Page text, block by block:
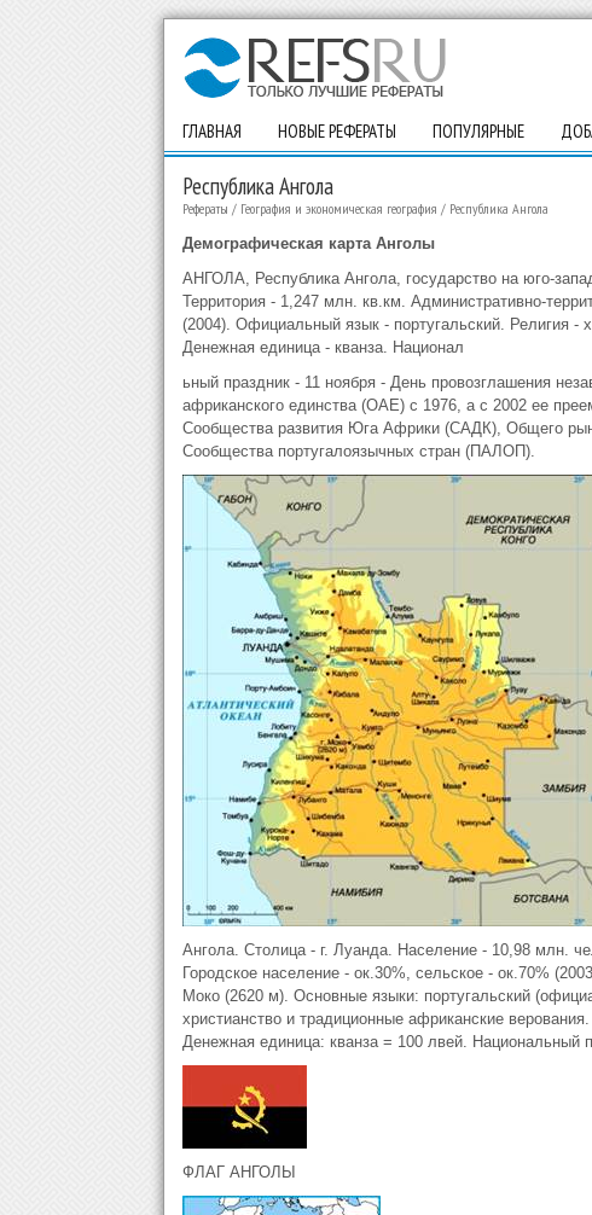
ГЛАВНАЯ НОВЫЕ РЕФЕРАТЫ ПОПУЛЯРНЫЕ
Республика Ангола
Рефераты / География и экономическая география / Республика Ангола
Демографическая карта Анголы
АНГОЛА, Республика Ангола, государство на юго-
Территория - 1,247 млн. кв.км. Административно-
(2004). Официальный язык - португальский. Религия -
Денежная единица - кванза. Национал
ьный праздник - 11 ноября - День провозглашения
африканского единства (ОАЕ) с 1976, а с 2002 ее
Сообщества развития Юга Африки (САДК), Общего
Сообщества португалоязычных стран (ПАЛОП).
Ангола. Столица - г. Луанда. Население - 10,98 млн.
Городское население - ок.30%, сельское - ок.70%
Моко (2620 м). Основные языки: португальский
христианство и традиционные африканские
Денежная единица: кванза = 100 лвей. Национальный
ФЛАГ АНГОЛЫ